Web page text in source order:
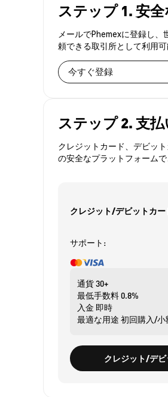
ステップ 1. 安
メールでPhemexに登録し
頼できる取引所として利用可
今すぐ登録
ステップ 2. 支
クレジットカード、デビッ
の安全なプラットフォームで
クレジット/デビットカー
サポート:
通貨30+
最低手数料0.8%
入金 即時
最適な用途 初回購入/小
クレジット/デ